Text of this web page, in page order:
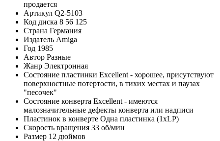
продается
Артикул Q2-5103
Код диска 8 56 125
Страна Германия
Издатель Amiga
Год 1985
Автор Разные
Жанр Электронная
Состояние пластинки Excellent - хорошее, присутствуют
поверхностные потертости, в тихих местах и паузах
"песочек"
Состояние конверта Excellent - имеются
малозначительные дефекты конверта или надписи
Пластинок в конверте Одна пластинка (1xLP)
Скорость вращения 33 об/мин
Размер 12 дюймов